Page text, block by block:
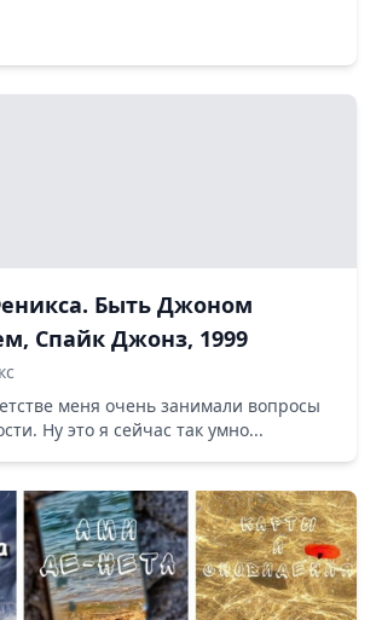
Быть Джоном
Спайк Джонз, 1999
меня очень занимали вопросы
Ну это я сейчас так умно...